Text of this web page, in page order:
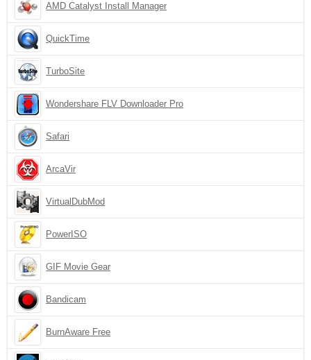
AMD Catalyst Install Manager
QuickTime
TurboSite
Wondershare FLV Downloader Pro
Safari
ArcaVir
VirtualDubMod
PowerISO
GIF Movie Gear
Bandicam
BurnAware Free